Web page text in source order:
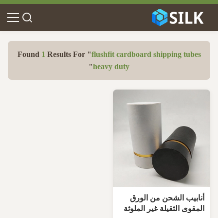
Found 1 Results For "flushfit cardboard shipping tubes
heavy duty
"
أنابيب الشحن من الورق
المقوى الثقيلة غير الملوثة